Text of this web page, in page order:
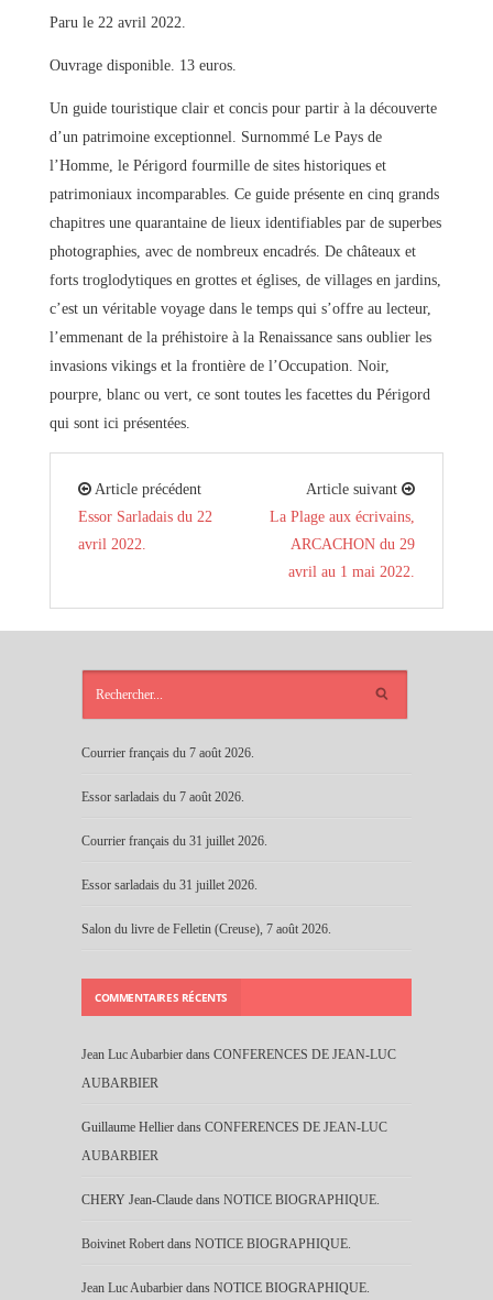
Paru le 22 avril 2022.
Ouvrage disponible. 13 euros.
Un guide touristique clair et concis pour partir à la découverte
d’un patrimoine exceptionnel. Surnommé Le Pays de
l’Homme, le Périgord fourmille de sites historiques et
patrimoniaux incomparables. Ce guide présente en cinq grands
chapitres une quarantaine de lieux identifiables par de superbes
photographies, avec de nombreux encadrés. De châteaux et
forts troglodytiques en grottes et églises, de villages en jardins,
c’est un véritable voyage dans le temps qui s’offre au lecteur,
l’emmenant de la préhistoire à la Renaissance sans oublier les
invasions vikings et la frontière de l’Occupation. Noir,
pourpre, blanc ou vert, ce sont toutes les facettes du Périgord
qui sont ici présentées.
Article précédent
Essor Sarladais du 22
avril 2022.
Article suivant
La Plage aux écrivains,
ARCACHON du 29
avril au 1 mai 2022.
Courrier français du 7 août 2026.
Essor sarladais du 7 août 2026.
Courrier français du 31 juillet 2026.
Essor sarladais du 31 juillet 2026.
Salon du livre de Felletin (Creuse), 7 août 2026.
COMMENTAIRES RÉCENTS
Jean Luc Aubarbier dans CONFERENCES DE JEAN-LUC
AUBARBIER
Guillaume Hellier dans CONFERENCES DE JEAN-LUC
AUBARBIER
CHERY Jean-Claude dans NOTICE BIOGRAPHIQUE.
Boivinet Robert dans NOTICE BIOGRAPHIQUE.
Jean Luc Aubarbier dans NOTICE BIOGRAPHIQUE.